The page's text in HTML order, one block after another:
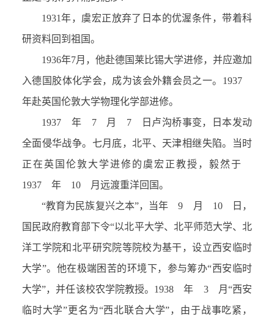
1931年，虞宏正放弃了日本的优渥条件，带着科
研资料回到祖国。
1936年7月，他赴德国莱比锡大学进修，并应邀加
入德国胶体化学会，成为该会外籍会员之一。1937
年赴英国伦敦大学物理化学部进修。
1937 年 7 月 7 日卢沟桥事变，日本发动
全面侵华战争。七月底，北平、天津相继失陷。当时
正在英国伦敦大学进修的虞宏正教授，毅然于
1937 年 10 月远渡重洋回国。
“教育为民族复兴之本”，当年 9 月 10 日，
国民政府教育部下令“以北平大学、北平师范大学、北
洋工学院和北平研究院等院校为基干，设立西安临时
大学”。他在极端困苦的环境下，参与筹办“西安临时
大学”，并任该校农学院教授。1938 年 3 月“西安
临时大学”更名为“西北联合大学”，由于战事吃紧，